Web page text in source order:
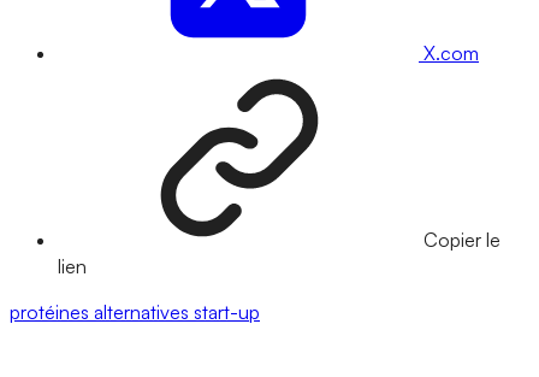
X.com
Copier le
lien
protéines alternatives start-up